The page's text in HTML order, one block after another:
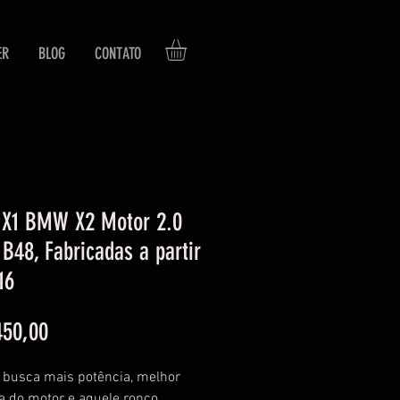
BLOG CONTATO
BMW X2 Motor 2.0
Fabricadas a partir
Preço
busca mais potência, melhor